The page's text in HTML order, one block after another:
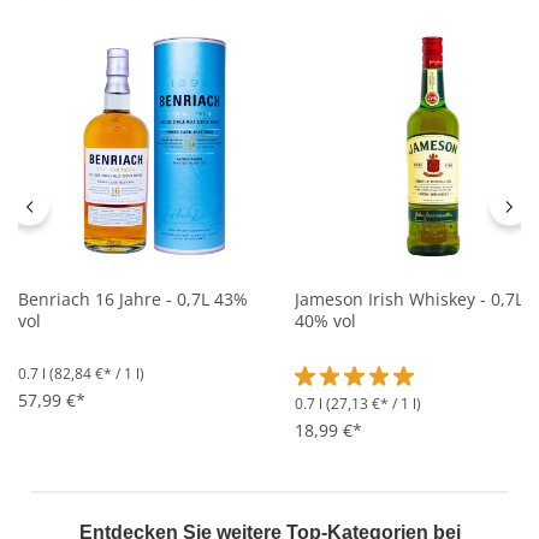
Benriach 16 Jahre - 0,7L 43%
vol
0.7 l (82,84 €* / 1 l)
57,99 €*
Jameson Irish Whiskey - 0,7L
40% vol
Durchschnittliche
0.7 l (27,13 €* / 1 l)
18,99 €*
Entdecken Sie weitere Top-Kategorien bei